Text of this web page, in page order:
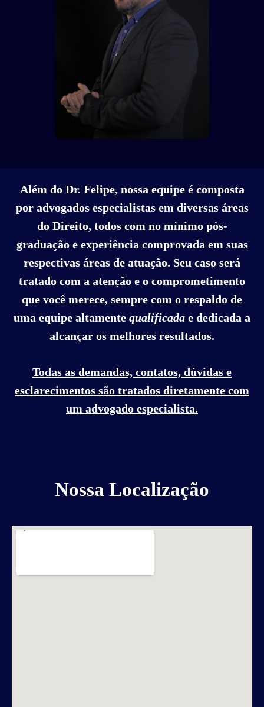
Além do Dr. Felipe, nossa equipe é composta
por advogados especialistas em diversas áreas
do Direito, todos com no mínimo pós-
graduação e experiência comprovada em suas
respectivas áreas de atuação. Seu caso será
tratado com a atenção e o comprometimento
que você merece, sempre com o respaldo de
uma equipe altamente qualificada e dedicada a
alcançar os melhores resultados.
Todas as demandas, contatos, dúvidas e
esclarecimentos são tratados diretamente com
um advogado especialista.
Nossa Localização